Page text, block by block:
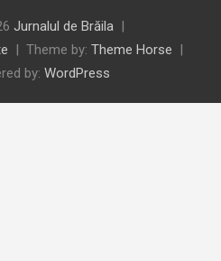
Jurnalul de Brăila
Theme by: Theme Horse
by: WordPress